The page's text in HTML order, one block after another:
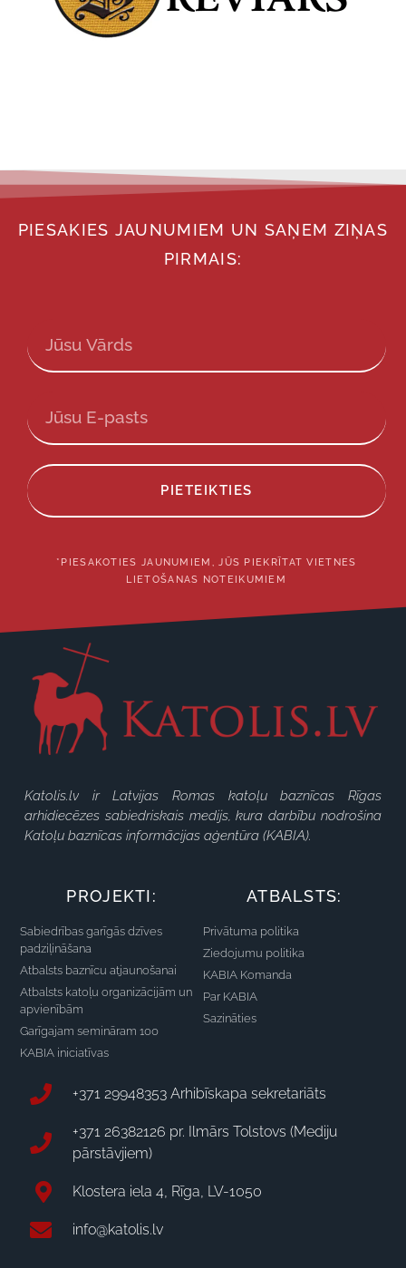
PIESAKIES JAUNUMIEM UN SAŅEM ZIŅAS
PIRMAIS:
PIETEIKTIES
*PIESAKOTIES JAUNUMIEM, JŪS PIEKRĪTAT VIETNES
LIETOŠANAS NOTEIKUMIEM
Katolis.lv ir Latvijas Romas katoļu baznīcas Rīgas
arhidiecēzes sabiedriskais medijs, kura darbību nodrošina
Katoļu baznīcas informācijas aģentūra (KABIA).
PROJEKTI:
Sabiedrības garīgās dzīves
padziļināšana
Atbalsts baznīcu atjaunošanai
Atbalsts katoļu organizācijām un
apvienībām
Garīgajam semināram 100
KABIA iniciatīvas
ATBALSTS:
Privātuma politika
Ziedojumu politika
KABIA Komanda
Par KABIA
Sazināties
+371 29948353 Arhibīskapa sekretariāts
+371 26382126 pr. Ilmārs Tolstovs (Mediju
pārstāvjiem)
Klostera iela 4, Rīga, LV-1050
info@katolis.lv